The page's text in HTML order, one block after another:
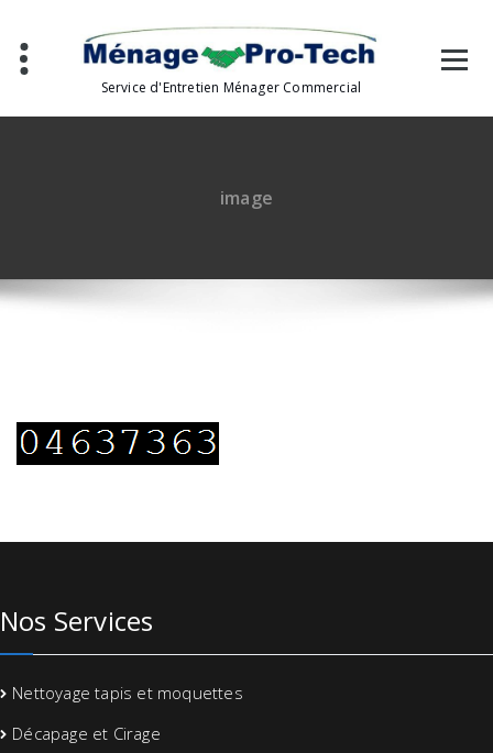
contenu
Service d'Entretien Ménager Commercial
image
Nos Services
Nettoyage tapis et moquettes
Décapage et Cirage